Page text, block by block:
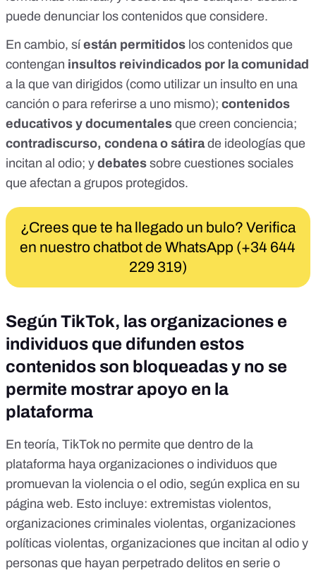
puede denunciar los contenidos que considere.
En cambio, síestán permitidos los contenidos que
contengan insultos reivindicados por la comunidad
a la que van dirigidos (como utilizar un insulto en una
canción o para referirse a uno mismo); contenidos
educativos y documentales que creen conciencia;
contradiscurso, condena o sátirade ideologías que
incitan al odio; y debates sobre cuestiones sociales
que afectan a grupos protegidos.
¿Crees que te ha llegado un bulo? Verifica
en nuestro chatbot de WhatsApp (+34 644
229 319)
Según TikTok, las organizaciones e
individuos que difunden estos
contenidos son bloqueadas y no se
permite mostrar apoyo en la
plataforma
En teoría, TikTok no permite que dentro de la
plataforma haya organizaciones o individuos que
promuevan la violencia o el odio, según explica en su
página web. Esto incluye: extremistas violentos,
organizaciones criminales violentas, organizaciones
políticas violentas, organizaciones que incitan al odio y
personas que hayan perpetrado delitos en serie o